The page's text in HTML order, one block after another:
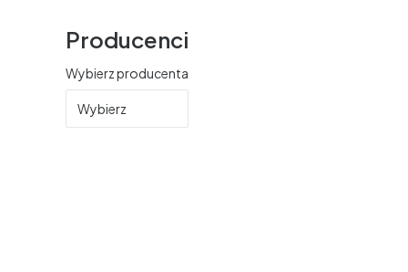
Producenci
Wybierz producenta
Wybierz